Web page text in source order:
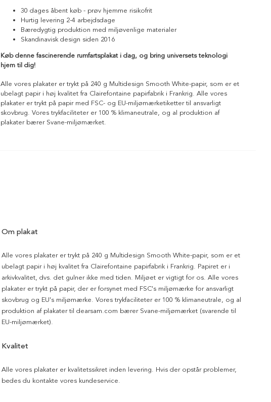
30 dages åbent køb - prøv hjemme risikofrit
Hurtig levering 2-4 arbejdsdage
Bæredygtig produktion med miljøvenlige materialer
Skandinavisk design siden 2016
Køb denne fascinerende rumfartsplakat i dag, og bring universets teknologi
hjem til dig!
Alle vores plakater er trykt på 240 g Multidesign Smooth White-papir, som er et
ubelagt papir i høj kvalitet fra Clairefontaine papirfabrik i Frankrig. Alle vores
plakater er trykt på papir med FSC- og EU-miljømærketiketter til ansvarligt
skovbrug. Vores trykfaciliteter er 100 % klimaneutrale, og al produktion af
plakater bærer Svane-miljømærket.
Om plakat
Alle vores plakater er trykt på 240 g Multidesign Smooth White-papir, som er et
ubelagt papir i høj kvalitet fra Clairefontaine papirfabrik i Frankrig. Papiret er i
arkivkvalitet, dvs. det gulner ikke med tiden. Miljøet er vigtigt for os. Alle vores
plakater er trykt på papir, der er forsynet med FSC's miljømærke for ansvarligt
skovbrug og EU's miljømærke. Vores trykfaciliteter er 100 % klimaneutrale, og al
produktion af plakater til dearsam.com bærer Svane-miljømærket (svarende til
EU-miljømærket).
Kvalitet
Alle vores plakater er kvalitetssikret inden levering. Hvis der opstår problemer,
bedes du kontakte vores kundeservice.